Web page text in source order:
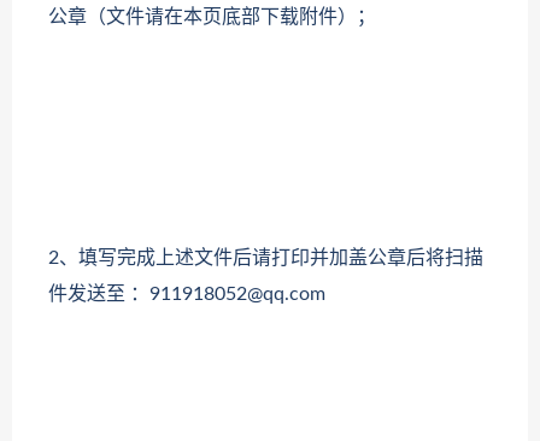
公章（文件请在本页底部下载附件）；
2、填写完成上述文件后请打印并加盖公章后将扫描
件发送至 ：911918052@qq.com